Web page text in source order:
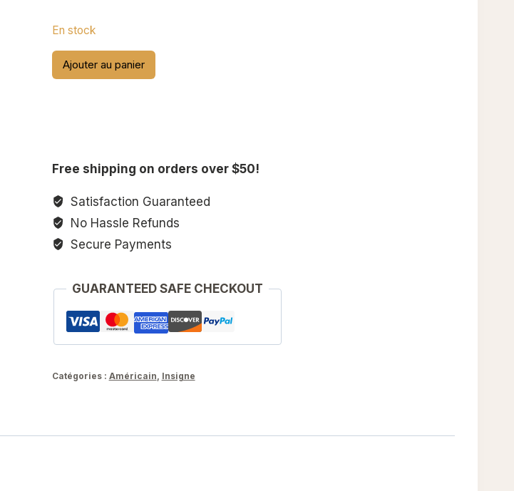
En stock
quantité
de
dos
vert
Ajouter au panier
Free shipping on orders over $50!
Satisfaction Guaranteed
No Hassle Refunds
Secure Payments
GUARANTEED SAFE CHECKOUT
Catégories : Américain Insigne